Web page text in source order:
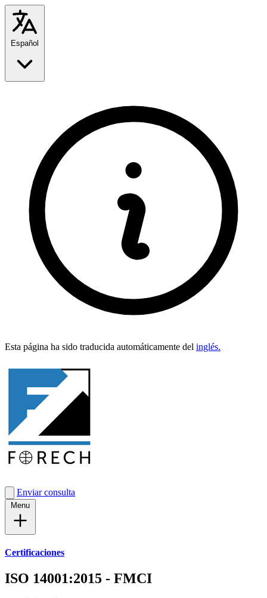
Esta pági­na ha sido tra­duci­da automáti­ca­mente del inglés.
Enviar consulta
Certificaciones
ISO 14001:2015 - FMCI